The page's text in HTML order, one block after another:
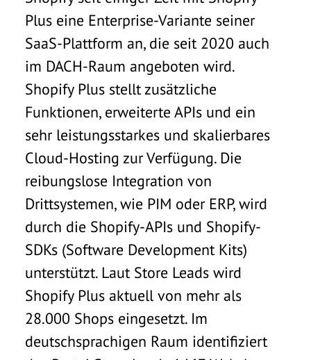
Plus eine Enterprise-Variante seiner
SaaS-Plattform an, die seit 2020 auch
im DACH-Raum angeboten wird.
Shopify Plus stellt zusätzliche
Funktionen, erweiterte APIs und ein
sehr leistungsstarkes und skalierbares
Cloud-Hosting zur Verfügung. Die
reibungslose Integration von
Drittsystemen, wie PIM oder ERP, wird
durch die Shopify-APIs und Shopify-
SDKs (Software Development Kits)
unterstützt. Laut Store Leads wird
Shopify Plus aktuell von mehr als
28.000 Shops eingesetzt. Im
deutschsprachigen Raum identifiziert